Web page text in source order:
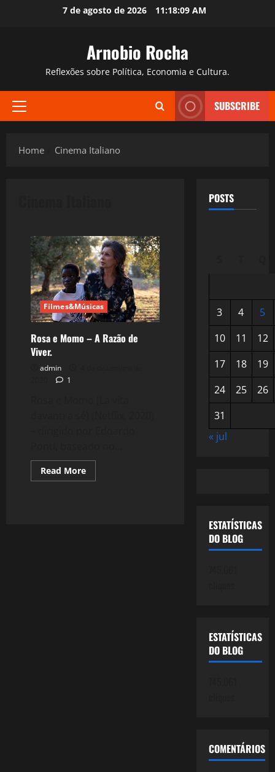
7 de agosto de 2026 11:18:10 AM
Arnobio Rocha
Reflexões sobre Política, Economia e Cultura.
Primary
SUBSCRIBE
Home Cinema Italiano
Filmes&Músicas
Rosa e Momo – A Razão de
Viver.
admin
1
Read MoreRead
more
POSTS
3 4
5
10
11
12
17
18
19
24
25
26
31
« jul
ESTATÍSTICAS
DO BLOG
ESTATÍSTICAS
DO BLOG
COMENTÁRIOS